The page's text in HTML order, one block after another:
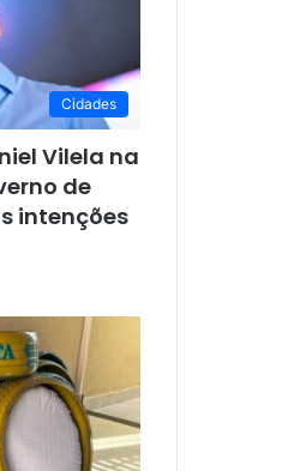
Cidades
Vilela na
de
intenções